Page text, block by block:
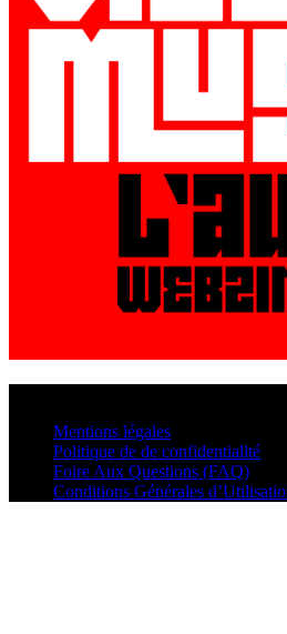
Mentions légales
Politique de de confidentialité
Foire Aux Questions (FAQ)
Conditions Générales